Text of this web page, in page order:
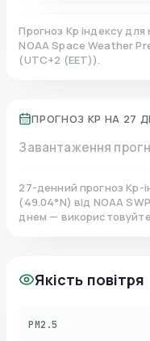
Прогноз Kp індексу для
NOAA Space Weather
(UTC+2 (EET)).
ПРОГНОЗ KP НА 27
Завантаження
27-денний прогноз Kp-
(49.04°N)від NOAA
днем —
Якість повітря
PM2.5